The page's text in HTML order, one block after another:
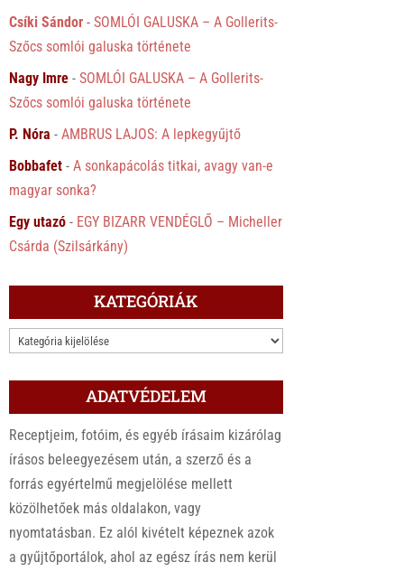
Csíki Sándor -SOMLÓI GALUSKA – A Gollerits-
Szőcs somlói galuska története
Nagy Imre -SOMLÓI GALUSKA – A Gollerits-
Szőcs somlói galuska története
P. Nóra -AMBRUS LAJOS: A lepkegyűjtő
Bobbafet -A sonkapácolás titkai, avagy van-e
magyar sonka?
Egy utazó - EGY BIZARR VENDÉGLŐ – Micheller
Csárda (Szilsárkány)
KATEGÓRIÁK
KATEGÓRIÁK
ADATVÉDELEM
Receptjeim, fotóim, és egyéb írásaim kizárólag
írásos beleegyezésem után, a szerző és a
forrás egyértelmű megjelölése mellett
közölhetőek más oldalakon, vagy
nyomtatásban. Ez alól kivételt képeznek azok
a gyűjtőportálok, ahol az egész írás nem kerül